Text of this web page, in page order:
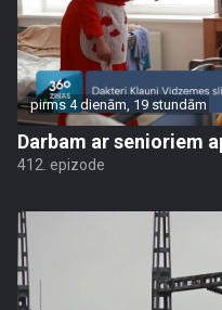
pirms 4 dienām, 19 stundām
Darbam ar senioriem
412. epizode